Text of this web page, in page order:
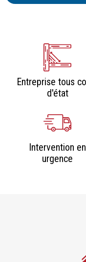
Entreprise tous
d'état
Intervention en
urgence